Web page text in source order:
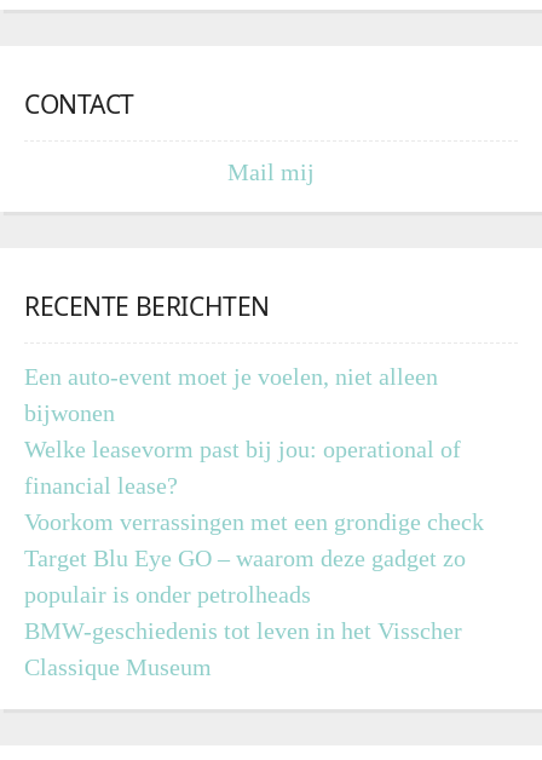
CONTACT
Mail mij
RECENTE BERICHTEN
Een auto-event moet je voelen, niet alleen
bijwonen
Welke leasevorm past bij jou: operational of
financial lease?
Voorkom verrassingen met een grondige check
Target Blu Eye GO – waarom deze gadget zo
populair is onder petrolheads
BMW-geschiedenis tot leven in het Visscher
Classique Museum